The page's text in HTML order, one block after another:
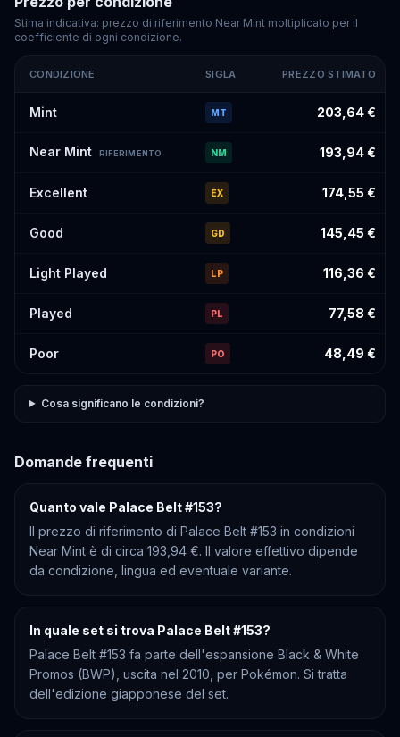
Stima indicativa: prezzo di riferimento Near Mint moltiplicato per il
coefficiente di ogni condizione.
per condizione
CONDIZIONE SIGLA PREZZO STIMATO
Mint MT 203,64 €
Near Mint RIFERIMENTO NM 193,94 €
Excellent EX 174,55 €
Good GD 145,45 €
Light Played LP 116,36 €
Played PL 77,58 €
Poor PO 48,49 €
Cosa significano le condizioni?
Domande frequenti
Quanto vale Palace Belt #153?
Il prezzo di riferimento di Palace Belt #153 in condizioni
Near Mint è di circa 193,94 €. Il valore effettivo dipende
da condizione, lingua ed eventuale variante.
In quale set si trova Palace Belt #153?
Palace Belt #153 fa parte dell'espansione Black & White
Promos (BWP), uscita nel 2010, per Pokémon. Si tratta
dell'edizione giapponese del set.